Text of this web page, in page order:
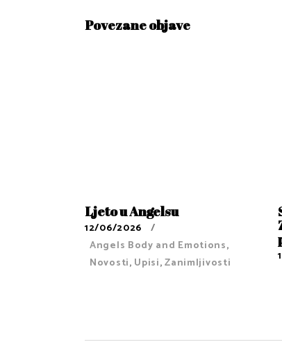
Povezane objave
Ljeto u Angelsu
12/06/2026
Angels Body and Emotions,
Novosti, Upisi,Zanimljivosti